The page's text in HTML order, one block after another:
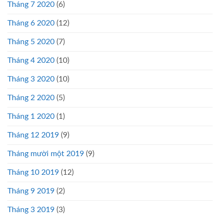
Tháng 7 2020 (6)
Tháng 6 2020 (12)
Tháng 5 2020 (7)
Tháng 4 2020 (10)
Tháng 3 2020 (10)
Tháng 2 2020 (5)
Tháng 1 2020 (1)
Tháng 12 2019 (9)
Tháng mười một 2019 (9)
Tháng 10 2019 (12)
Tháng 9 2019 (2)
Tháng 3 2019 (3)